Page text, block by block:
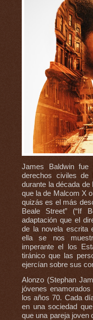
James Baldwin
derechos civiles
durante la década
que la de Malcom X
quizás es el más
Beale Street” (“If
adaptación que el
de la novela escrita
ella se nos
imperante el los
tiránico que las
ejercían sobre sus
Alonzo (Stephan
jóvenes
los años 70. Cada
en una sociedad
que una pareja joven